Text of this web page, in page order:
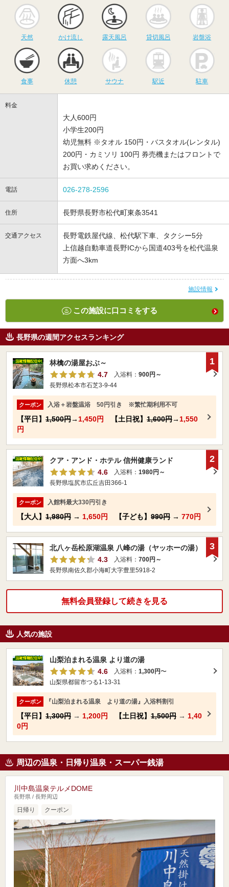
天然
かけ流し
かけ流し
露天風呂
露天風呂
貸切風呂
貸切風呂 岩盤浴
食事 休憩
サウナ
サウナ 駅近 駐車
料金
大人600円
小学生200円
幼児無料 ※タオル 150円・バスタオル(レンタル)
200円・カミソリ 100円 券売機またはフロントで
お買い求めください。
電話 026-278-2596
住所 長野県長野市松代町東条3541
交通アクセス
長野電鉄屋代線、松代駅下車、タクシー5分
上信越自動車道長野ICから国道403号を松代温泉
方面へ3km
施設情報
この施設に口コミをする
長野県の週間アクセスランキング
林檎の湯屋おぶ～
4.7
入浴料： 900円～
長野県松本市石芝3-9-44
クーポン 入浴＋岩盤温浴 50円引き ※繁忙期利用不可
【平日】 1,500円→ 1,450円 【土日祝】 1,600円→ 1,550
円
1
クア・アンド・ホテル 信州健康ランド
4.6
入浴料： 1980円～
長野県塩尻市広丘吉田366-1
クーポン 入館料最大330円引き
【大人】 1,980円 → 1,650円 【子ども】 990円 → 770円
2
北八ヶ岳松原湖温泉 八峰の湯（ヤッホーの湯）
4.3
入浴料： 700円～
長野県南佐久郡小海町大字豊里5918-2
3
無料会員登録して続きを見る
人気の施設
山梨泊まれる温泉 より道の湯
4.6
入浴料： 1,300円〜
山梨県都留市つる1-13-31
クーポン 『山梨泊まれる温泉 より道の湯』入浴料割引
【平日】 1,300円 → 1,200円 【土日祝】 1,500円 → 1,40
0円
周辺の温泉・日帰り温泉・スーパー銭湯
川中島温泉テルメDOME
長野県 / 長野周辺
日帰り クーポン